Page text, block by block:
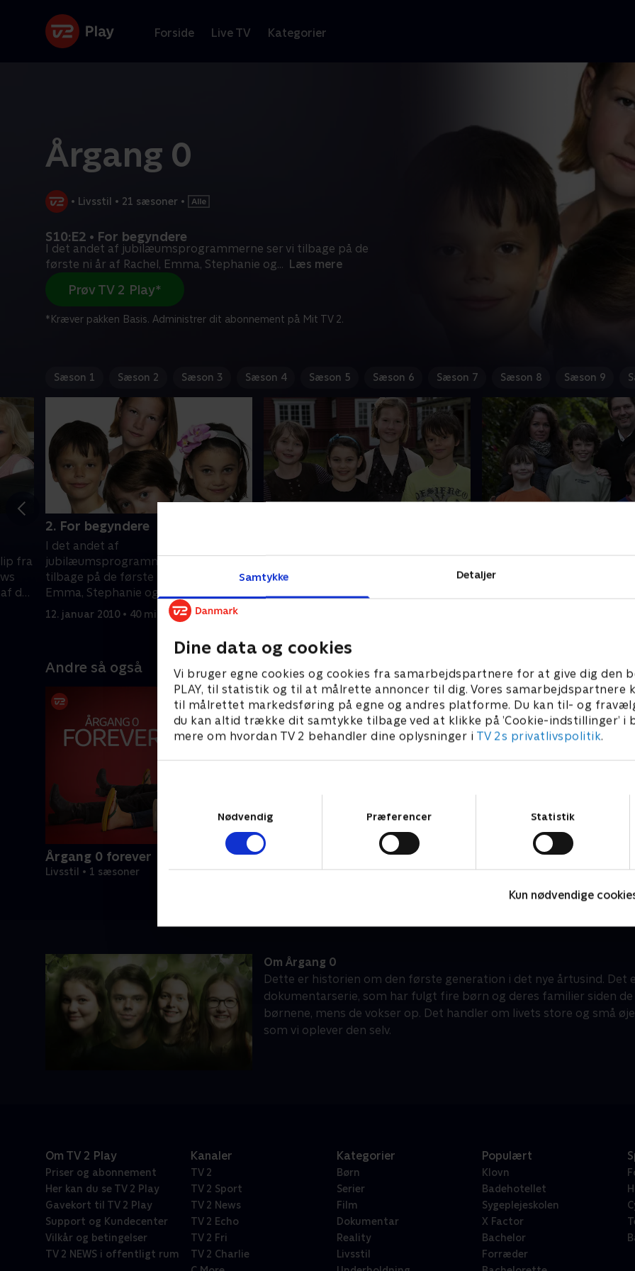
Samtykke Detaljer
Dine data og cookies
Vi bruger egne cookies og cookies fra samarbejdspartnere for at give dig den
PLAY, til statistik og til at målrette annoncer til dig. Vores samarbejdspartnere
til målrettet markedsføring på egne og andres platforme. Du kan til- og
du kan altid trække dit samtykke tilbage ved at klikke på ’Cookie-indstillinger’ i
mere om hvordan TV 2 behandler dine oplysninger i TV 2s privatlivspolitik.
Nødvendig
Præferencer Statistik
Kun nødvendige
Forside Live TV Kategorier
Årgang 0
• Livsstil • 21 sæsoner •
S10:E2 • For begyndere
I det andet af jubilæumsprogrammerne ser vi tilbage på de
første ni år af Rachel, Emma, Stephanie og... Læs mere
Prøv TV 2 Play*
*Kræver pakken Basis. Administrer dit abonnement på Mit TV 2.
Sæson 1 Sæson 2 Sæson 3 Sæson 4 Sæson 5 Sæson 6 Sæson 7 Sæson 8 Sæson 9
fra
de
2. For begyndere
I det andet af
jubilæumsprogrammerne ser vi
tilbage på de første ni år af Rachel,
Emma, Stephanie og Mathildes liv. I
2006 valgte Mathildes forældre at
hoppe ud af serien, og i 2008 mødte
vi for første gang seriens nye dreng,
12. januar 2010 • 40 min
efter hendes skilsmisse. Christians
mor får stress og må tage orlov fra
Vestjylland er Emmas far bange for
at blive fyret.Stephanies far, Christian,
forsøger at hjælpe Stephanies mor,
Christina, efter hendes skilsmisse.
Christians mor får stress og må tage
orlov fra sit job. Rachels mor har
svært ved at blive integreret i det
en tur til øjenlægen, og i
Andre så også
Årgang 0 forever
Livsstil • 1 sæsoner
Årgang 20
Om Årgang 0
Dette er historien om den første generation i det nye årtusind. Det
dokumentarserie, som har fulgt fire børn og deres familier siden
børnene, mens de vokser op. Det handler om livets store og små
som vi oplever den selv.
Om TV 2 Play
Priser og abonnement
Her kan du se TV 2 Play
Gavekort til TV 2 Play
Support og Kundecenter
Vilkår og betingelser
TV 2 NEWS i offentligt rum
Kanaler
TV 2
TV 2 Sport
TV 2 News
TV 2 Echo
TV 2 Fri
TV 2 Charlie
Kategorier
Børn
Serier
Film
Dokumentar
Reality
Livsstil
Populært
Klovn
Badehotellet
Sygeplejeskolen
X Factor
Bachelor
Forræder